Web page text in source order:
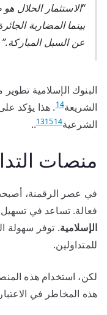
“الاستثمار الحلال
بينما المضاربة
عن السبل المباركة.”
البنوك الإسلامية
الشريعة14. هذا يؤكد
الشرعية
131514
..
منصات
في عصر الرقمنة،
فعالة. تساعد في
الإسلامية. توفر سهولة
للمتداولين.
لكن، استخدام هذه
هذه المخاطر في